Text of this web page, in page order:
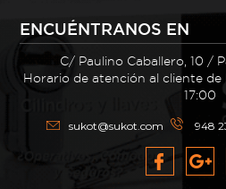
ENCUÉNTRANOS EN
C/ Paulino Caballero, 10 /
Horario de atención al cliente de
17:00
sukot@sukot.com 948